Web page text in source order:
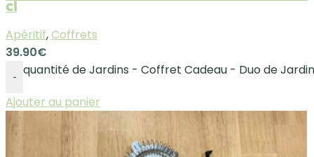
cl
Apéritif,Coffrets
39.90€
-
quantité de Jardins - Coffret Cadeau - Duo de
Ajouter au panier